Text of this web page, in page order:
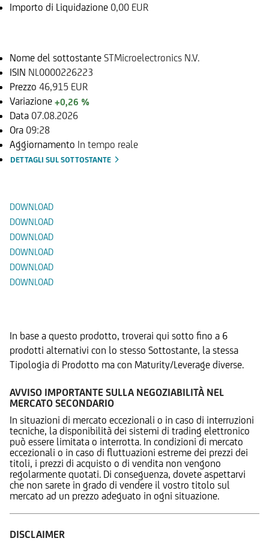
Importo di Liquidazione 0,00 EUR
Nome del sottostante STMicroelectronics N.V.
ISIN NL0000226223
Prezzo 46,915 EUR
Variazione +0,26 %
Data 07.08.2026
Ora 09:28
Aggiornamento In tempo reale
DETTAGLI SUL SOTTOSTANTE
DOWNLOAD
DOWNLOAD
DOWNLOAD
DOWNLOAD
DOWNLOAD
DOWNLOAD
In base a questo prodotto, troverai qui sotto fino a 6
prodotti alternativi con lo stesso Sottostante, la stessa
Tipologia di Prodotto ma con Maturity/Leverage diverse.
AVVISO IMPORTANTE SULLA NEGOZIABILITÀ NEL
MERCATO SECONDARIO
In situazioni di mercato eccezionali o in caso di interruzioni
tecniche, la disponibilità dei sistemi di trading elettronico
può essere limitata o interrotta. In condizioni di mercato
eccezionali o in caso di fluttuazioni estreme dei prezzi dei
titoli, i prezzi di acquisto o di vendita non vengono
regolarmente quotati. Di conseguenza, dovete aspettarvi
che non sarete in grado di vendere il vostro titolo sul
mercato ad un prezzo adeguato in ogni situazione.
DISCLAIMER